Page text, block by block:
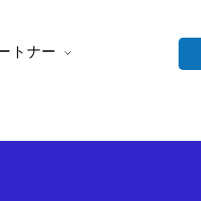
トナー